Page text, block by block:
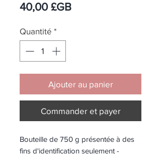
40,00 £GBPrix
Quantité *
Ajouter au panier
Commander et payer
Bouteille de 750 g présentée à des
fins d'identification seulement -